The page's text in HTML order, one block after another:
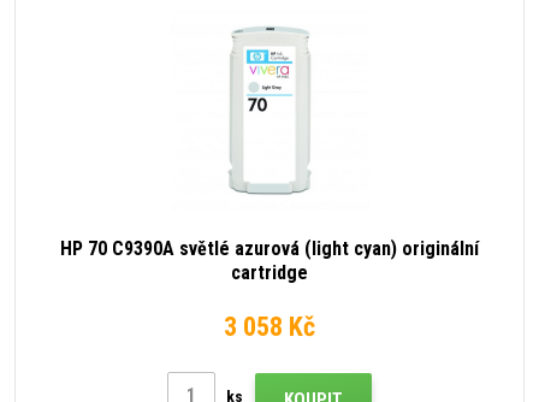
HP 70 C9390A světlé azurová (light cyan) originální
cartridge
3 058 Kč
ks